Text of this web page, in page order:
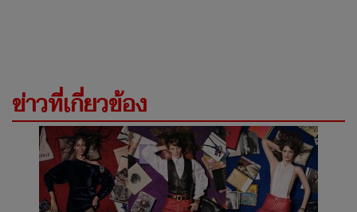
ข่าวที่เกี่ยวข้อง